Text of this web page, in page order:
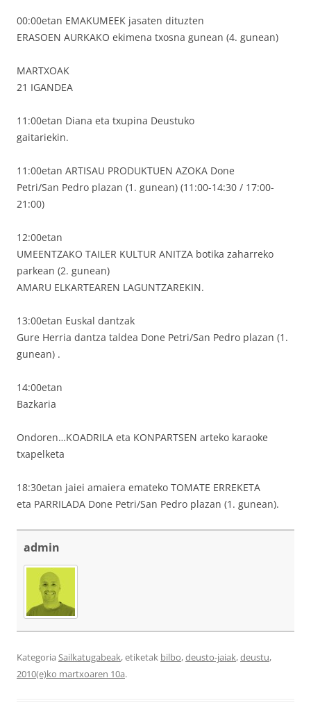
00:00etan EMAKUMEEK jasaten dituzten
ERASOEN AURKAKO ekimena txosna gunean (4. gunean)
MARTXOAK
21 IGANDEA
11:00etan Diana eta txupina Deustuko
gaitariekin.
11:00etan ARTISAU PRODUKTUEN AZOKA Done
Petri/San Pedro plazan (1. gunean) (11:00-14:30 / 17:00-
21:00)
12:00etan
UMEENTZAKO TAILER KULTUR ANITZA botika zaharreko
parkean (2. gunean)
AMARU ELKARTEAREN LAGUNTZAREKIN.
13:00etan Euskal dantzak
Gure Herria dantza taldea Done Petri/San Pedro plazan (1.
gunean) .
14:00etan
Bazkaria
Ondoren…KOADRILA eta KONPARTSEN arteko karaoke
txapelketa
18:30etan jaiei amaiera emateko TOMATE ERREKETA
eta PARRILADA Done Petri/San Pedro plazan (1. gunean).
admin
Kategoria Sailkatugabeak, etiketak bilbo,deusto-jaiak,deustu,
2010(e)ko martxoaren 10a.